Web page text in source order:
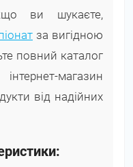
ви шукаєте,
за вигідною
повний каталог
магазин
від надійних